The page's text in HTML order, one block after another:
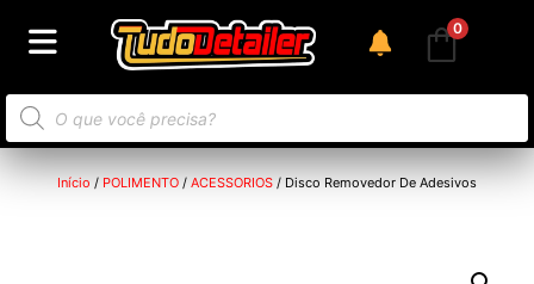
0
Início / POLIMENTO / ACESSORIOS / Disco Removedor De Adesivos